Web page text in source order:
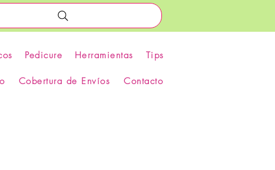
Pedicure Herramientas Tips
Cobertura de Envíos Contacto